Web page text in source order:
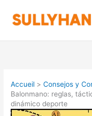
contenu
Accueil
Consejos y
Balonmano: reglas,
dinámico deporte